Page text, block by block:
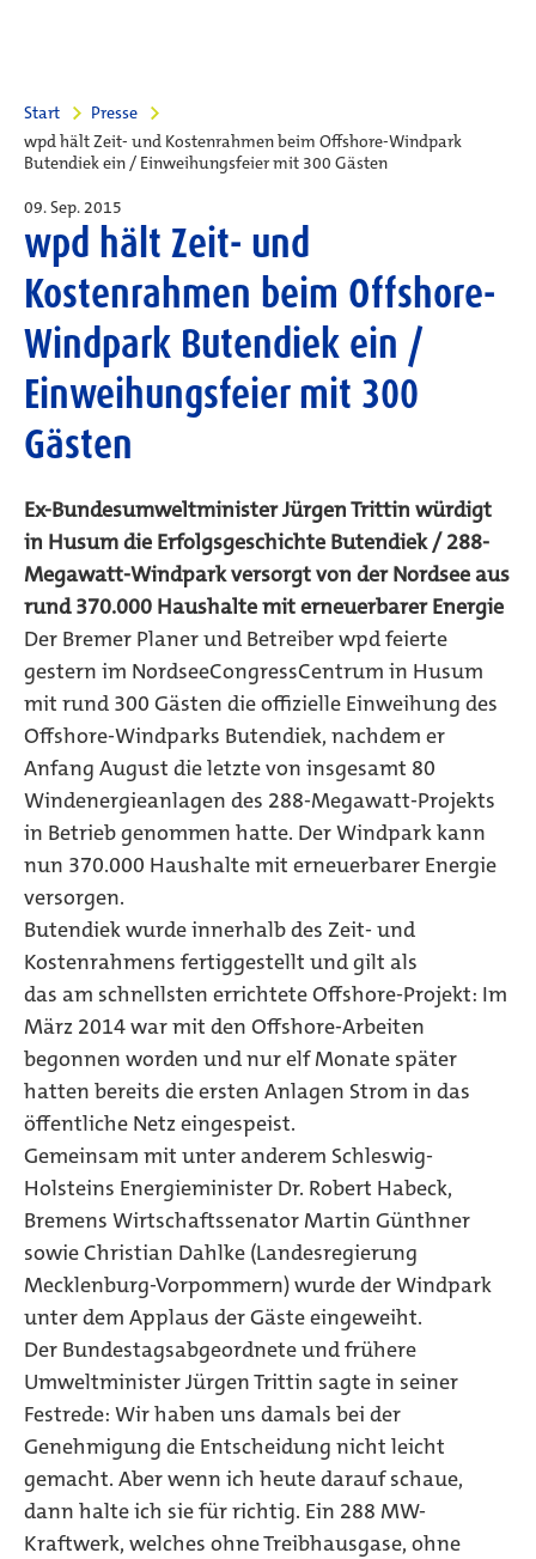
Start
Presse
wpd hält Zeit- und Kostenrahmen beim Offshore-Windpark
Butendiek ein / Einweihungsfeier mit 300 Gästen
09. Sep. 2015
wpd hält Zeit- und
Kostenrahmen beim Offshore-
Windpark Butendiek ein /
Einweihungsfeier mit 300
Gästen
Ex-Bundesumweltminister Jürgen Trittin würdigt
in Husum die Erfolgsgeschichte Butendiek / 288-
Megawatt-Windpark versorgt von der Nordsee aus
rund 370.000 Haushalte mit erneuerbarer Energie
Der Bremer Planer und Betreiber wpd feierte
gestern im NordseeCongressCentrum in Husum
mit rund 300 Gästen die offizielle Einweihung des
Offshore-Windparks Butendiek, nachdem er
Anfang August die letzte von insgesamt 80
Windenergieanlagen des 288-Megawatt-Projekts
in Betrieb genommen hatte. Der Windpark kann
nun 370.000 Haushalte mit erneuerbarer Energie
versorgen.
Butendiek wurde innerhalb des Zeit- und
Kostenrahmens fertiggestellt und gilt als
das am schnellsten errichtete Offshore-Projekt: Im
März 2014 war mit den Offshore-Arbeiten
begonnen worden und nur elf Monate später
hatten bereits die ersten Anlagen Strom in das
öffentliche Netz eingespeist.
Gemeinsam mit unter anderem Schleswig-
Holsteins Energieminister Dr. Robert Habeck,
Bremens Wirtschaftssenator Martin Günthner
sowie Christian Dahlke (Landesregierung
Mecklenburg-Vorpommern) wurde der Windpark
unter dem Applaus der Gäste eingeweiht.
Der Bundestagsabgeordnete und frühere
Umweltminister Jürgen Trittin sagte in seiner
Festrede: Wir haben uns damals bei der
Genehmigung die Entscheidung nicht leicht
gemacht. Aber wenn ich heute darauf schaue,
dann halte ich sie für richtig. Ein 288 MW-
Kraftwerk, welches ohne Treibhausgase, ohne